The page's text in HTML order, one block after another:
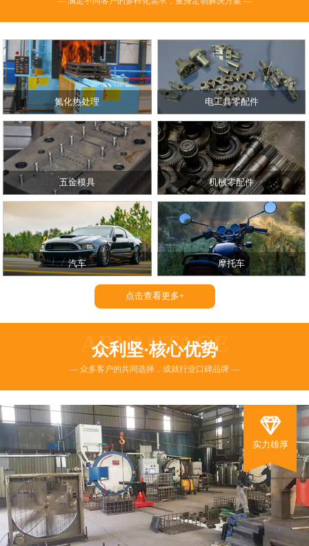
氮化热处理 电工具零配件
五金模具 机械零配件
汽车 摩托车
点击查看更多+
ADVANTAGE
众利坚·核心优势
— 众多客户的共同选择，成就行业口碑品牌 —
实力雄厚